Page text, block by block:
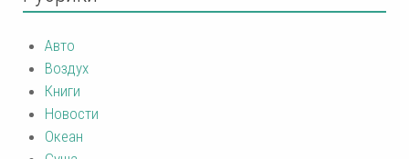
Авто
Воздух
Книги
Новости
Океан